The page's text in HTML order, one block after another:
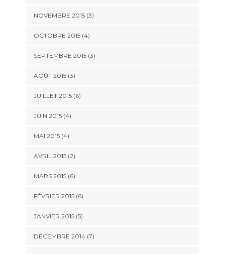
NOVEMBRE 2015(3)
OCTOBRE 2015(4)
SEPTEMBRE 2015(3)
AOÛT 2015(3)
JUILLET 2015(6)
JUIN 2015(4)
MAI 2015(4)
AVRIL 2015(2)
MARS 2015(6)
FÉVRIER 2015(6)
JANVIER 2015(5)
DÉCEMBRE 2014(7)